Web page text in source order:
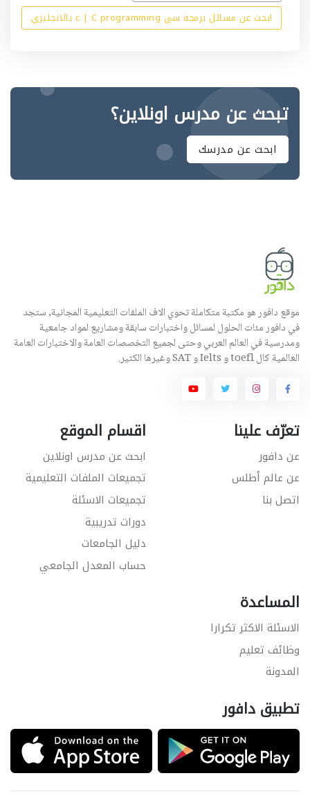
ابحث عن مسائل برمجة سي c | C programming بالانجليزي
تبحث عن مدرس اونلاين؟
ابحث عن مدرسك
موقع دافور هو مكتبة متكاملة تحوي الاف الملفات التعليمية المجانية, ستجد
في دافور مئات الحلول لمسائل واختبارات سابقة ومشاريع لمواد جامعية
ومدرسية في العالم العربي وحتى لجميع التخصصات العامة والاختبارات العامة
العالمية كال toefl و Ielts و SAT وغيرها الكثير.
تعرّف علينا
عن دافور
عن عالم أطلس
اتصل بنا
اقسام الموقع
ابحث عن مدرس اونلاين
تجميعات الملفات التعليمية
تجميعات الاسئلة
دورات تدريبية
دليل الجامعات
حساب المعدل الجامعي
المساعدة
الاسئلة الاكثر تكرارا
وظائف تعليم
المدونة
تطبيق دافور